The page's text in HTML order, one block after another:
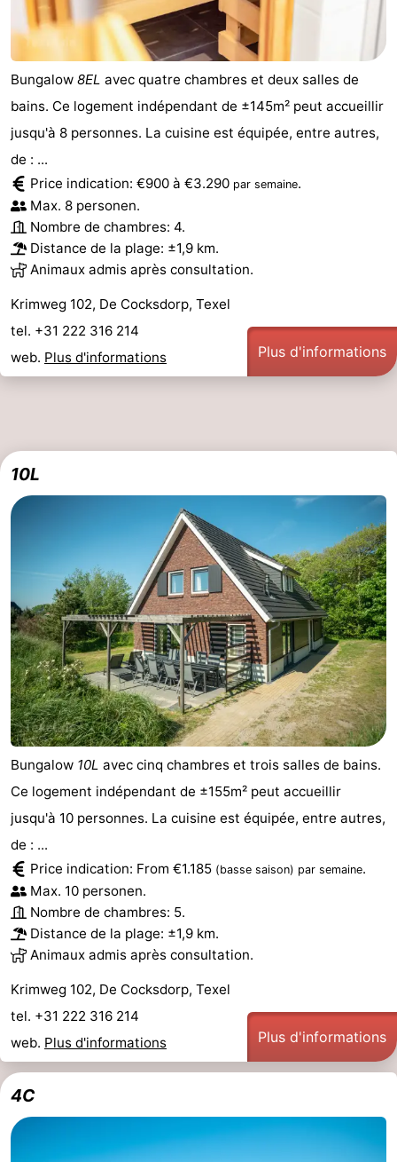
Bungalow 8EL avec quatre chambres et deux salles de
bains. Ce logement indépendant de ±145m² peut accueillir
jusqu'à 8 personnes. La cuisine est équipée, entre autres,
de : ...
Price indication: €900 à €3.290 par semaine.
Max. 8 personen.
Nombre de chambres: 4.
Distance de la plage: ±1,9 km.
Animaux admis après consultation.
Krimweg 102, De Cocksdorp, Texel
tel. +31 222 316 214
web. Plus d'informations Plus d'informations
10L
Bungalow 10L avec cinq chambres et trois salles de bains.
Ce logement indépendant de ±155m² peut accueillir
jusqu'à 10 personnes. La cuisine est équipée, entre autres,
de : ...
Price indication: From €1.185 (basse saison) par semaine.
Max. 10 personen.
Nombre de chambres: 5.
Distance de la plage: ±1,9 km.
Animaux admis après consultation.
Krimweg 102, De Cocksdorp, Texel
tel. +31 222 316 214
web. Plus d'informations Plus d'informations
4C